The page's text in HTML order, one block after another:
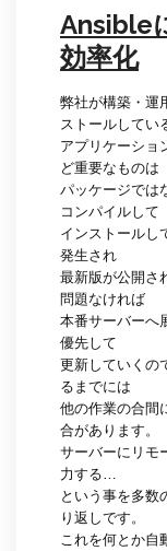
Ansible
効率化
弊社が構築・運
ストールしてい
アプリケーショ
ど重要なものは
パッケージでは
コンパイルして
インストールし
発生され
最新版が公開さ
問題なければ
本番サーバーへ
優先して
更新していくの
るまでには
他の作業の合間
合があります。
サーバーにリモ
力する…
という事を多数
り返しです。
これを何とか自